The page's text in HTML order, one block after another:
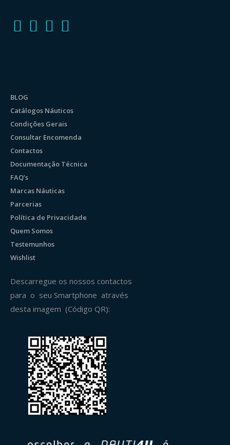
BLOG
Catálogos Náuticos
Condições Gerais
Consultar Encomenda
Contactos
Documentação Técnica
FAQ’s
Marcas Náuticas
Parcerias
Política de Privacidade
Quem Somos
Testemunhos
Wishlist
Descarregue os nossos contactos
para o seu Smartphone através
desta imagem (Código QR):